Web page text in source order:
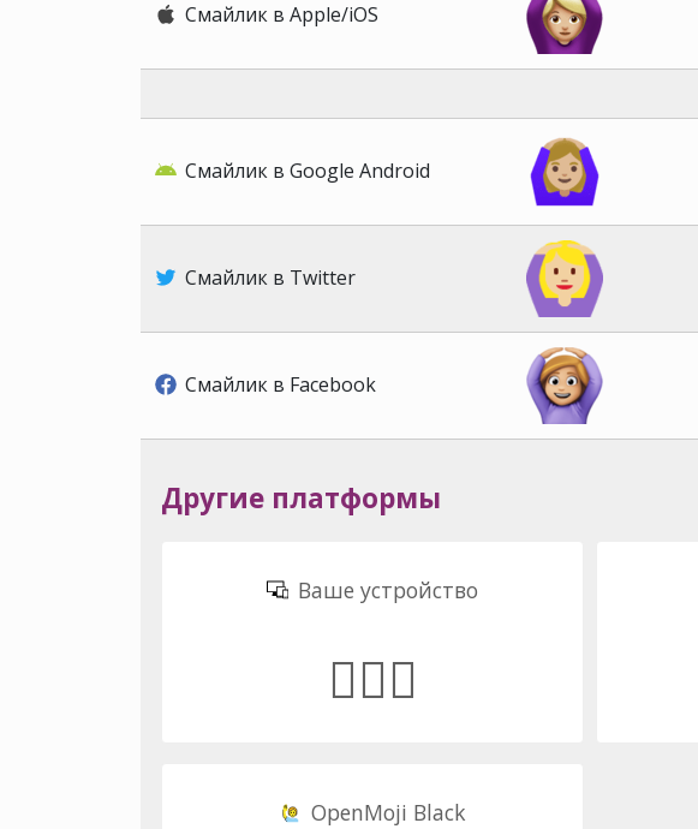
Смайлик в Apple/iOS
Смайлик в Google Android
Смайлик в Twitter
Смайлик в Facebook
Другие платформы
Ваше устройство
🙆🏼‍♀️
OpenMoji Black